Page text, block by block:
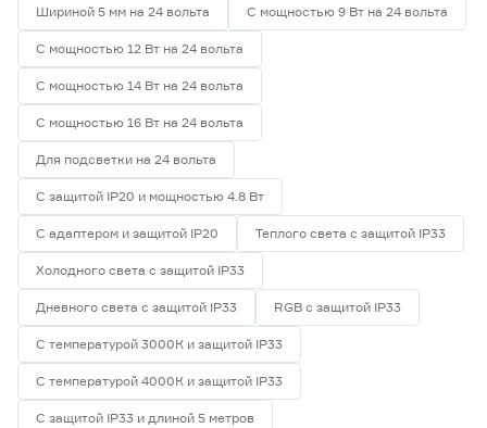
Шириной 5 мм на 24 вольта С мощностью 9 Вт на 24 вольта
С мощностью 12 Вт на 24 вольта
С мощностью 14 Вт на 24 вольта
С мощностью 16 Вт на 24 вольта
Для подсветки на 24 вольта
С защитой IP20 и мощностью 4.8 Вт
С адаптером и защитой IP20 Теплого света с защитой IP33
Холодного света с защитой IP33
Дневного света с защитой IP33 RGB с защитой IP33
С температурой 3000К и защитой IP33
С температурой 4000К и защитой IP33
С защитой IP33 и длиной 5 метров